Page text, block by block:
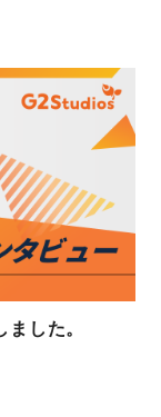
した。